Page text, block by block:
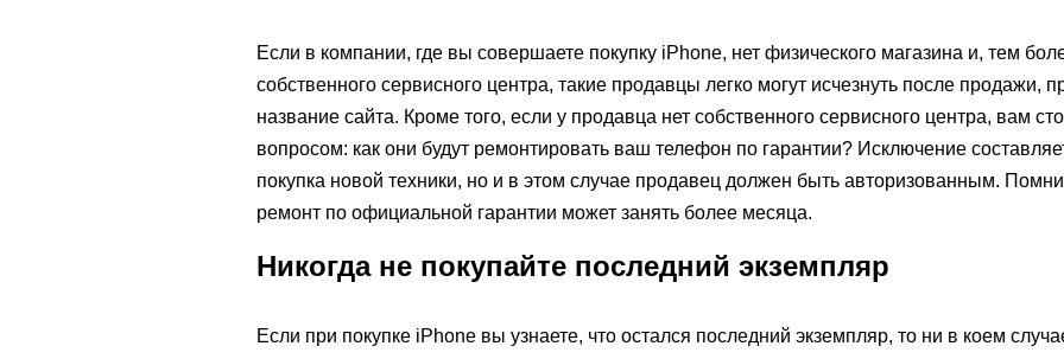
Если в компании, где вы совершаете покупку iPhone, нет физического магазина и, тем
собственного сервисного центра, такие продавцы легко могут исчезнуть после продажи,
название сайта. Кроме того, если у продавца нет собственного сервисного центра, вам
вопросом: как они будут ремонтировать ваш телефон по гарантии? Исключение
покупка новой техники, но и в этом случае продавец должен быть авторизованным.
ремонт по официальной гарантии может занять более месяца.
Никогда не покупайте последний экземпляр
Если при покупке iPhone вы узнаете, что остался последний экземпляр, то ни в коем